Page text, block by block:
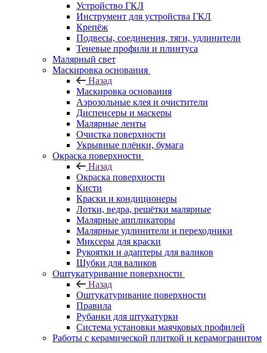
Устройство ГКЛ
Инструмент для устройства ГКЛ
Крепёж
Подвесы, соединения, тяги, удлинители
Теневые профили и плинтуса
Малярный свет
Маскировка основания
Назад
Маскировка основания
Аэрозольные клея и очистители
Диспенсеры и маскеры
Малярные ленты
Очистка поверхности
Укрывные плёнки, бумага
Окраска поверхности
Назад
Окраска поверхности
Кисти
Краски и кондиционеры
Лотки, ведра, решётки малярные
Малярные аппликаторы
Малярные удлинители и переходники
Миксеры для краски
Рукоятки и адаптеры для валиков
Шубки для валиков
Оштукатуривание поверхности
Назад
Оштукатуривание поверхности
Правила
Рубанки для штукатурки
Система установки маячковых профилей
Работы с керамической плиткой и керамогранитом